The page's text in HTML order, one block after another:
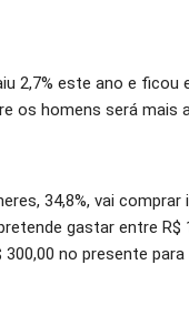
2,7% este ano e ficou
os homens será mais
34,8%, vai
gastar entre R$
300,00 no presente